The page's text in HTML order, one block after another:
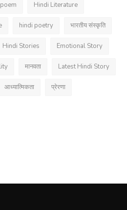
poem Hindi Literature
hindi poetry भारतीय संस्कृति
Hindi Stories Emotional Story
मानवता Latest Hindi Story
आध्यात्मिकता प्रेरणा